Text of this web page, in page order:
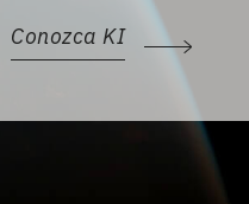
Conozca KI